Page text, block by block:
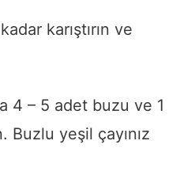
karıştırın ve
4 – 5 adet buzu ve 1
Buzlu yeşil çayınız